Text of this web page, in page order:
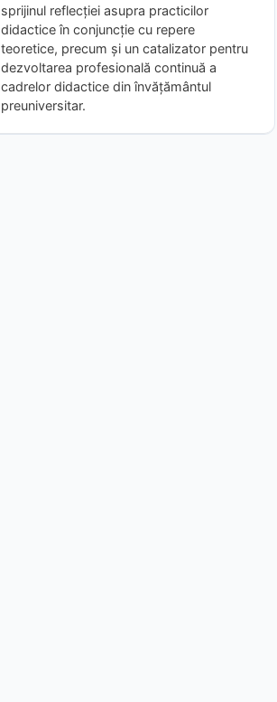
sprijinul reflecției asupra practicilor
didactice în conjuncție cu repere
teoretice, precum și un catalizator pentru
dezvoltarea profesională continuă a
cadrelor didactice din învățământul
preuniversitar.